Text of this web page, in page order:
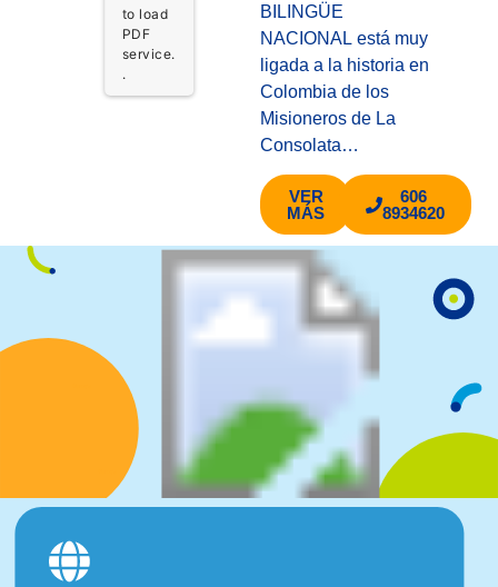
to load
PDF
service.
.
BILINGÜE
NACIONAL está muy
ligada a la historia en
Colombia de los
Misioneros de La
Consolata…
VER
MÁS
606
8934620